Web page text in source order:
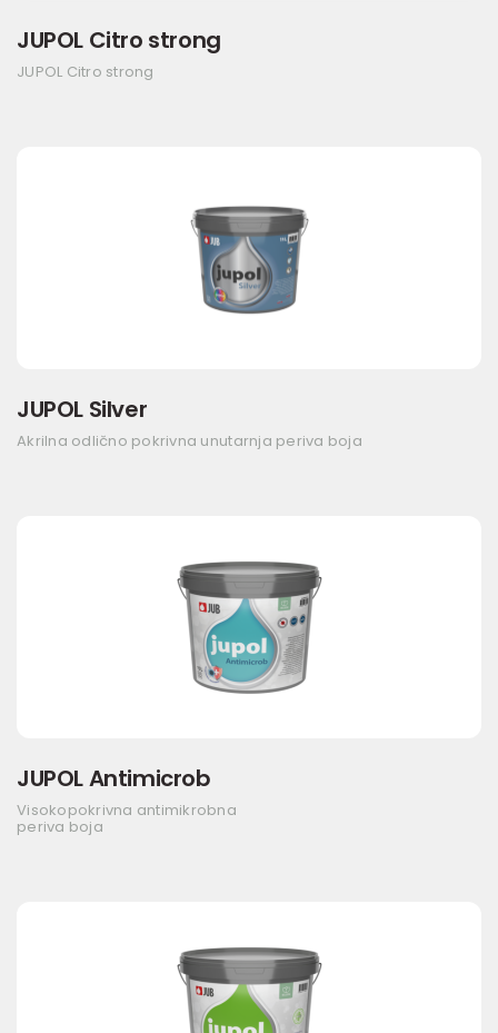
JUPOL Citro strong
JUPOL Citro strong
JUPOL Silver
Akrilna odlično pokrivna unutarnja periva boja
JUPOL Antimicrob
Visokopokrivna antimikrobna
periva boja